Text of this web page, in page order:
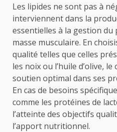
Les lipides ne sont pas à
interviennent dans la
essentielles à la gestion du
masse musculaire. En
qualité telles que celles
les noix ou l’huile d’olive, le
soutien optimal dans ses
En cas de besoins
comme les protéines de
l’atteinte des objectifs
l’apport nutritionnel.